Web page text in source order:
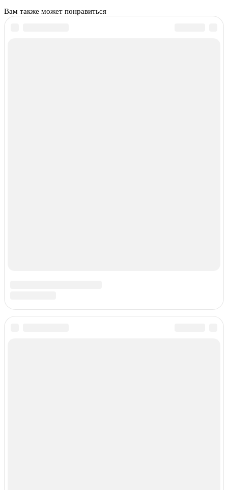
Вам также может понравиться